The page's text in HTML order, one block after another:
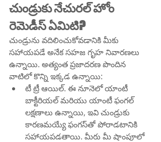
చుండ్రుకు నేచురల్ హోం
రెమెడీస్ ఏమిటి?
చుండ్రును వదిలించుకోవడానికి మీకు
సహాయపడే అనేక సహజ గృహ నివారణలు
ఉన్నాయి. అత్యంత ప్రజాదరణ పొందిన
వాటిలో కొన్ని ఇక్కడ ఉన్నాయి:
టీ ట్రీ ఆయిల్. ఈ నూనెలో యాంటీ
బాక్టీరియల్ మరియు యాంటీ ఫంగల్
లక్షణాలు ఉన్నాయి, ఇవి చుండ్రుకు
కారణమయ్యే ఫంగస్‌తో పోరాడటానికి
సహాయపడతాయి. మీరు మీ షాంపూలో